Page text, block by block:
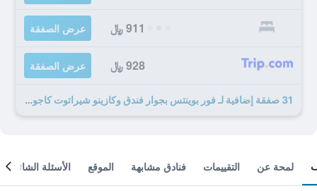
911 ﷼ عرض الصفقة
928 ﷼ عرض الصفقة
31 صفقة إضافية لـ فور بوينتس بجوار فندق وكازينو شيراتوت كاجواس ريال
لمحة عن التقييمات فنادق مشابهة الموقع الأسئلة الشائعة